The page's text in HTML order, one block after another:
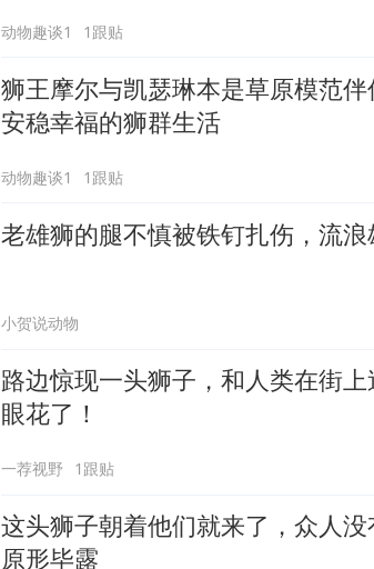
动物趣谈1 1跟贴
狮王摩尔与凯瑟琳本是草原模范
安稳幸福的狮群生活
动物趣谈1 1跟贴
老雄狮的腿不慎被铁钉扎伤，流
小贺说动物
路边惊现一头狮子，和人类在街
眼花了！
一荐视野 1跟贴
这头狮子朝着他们就来了，众人
原形毕露